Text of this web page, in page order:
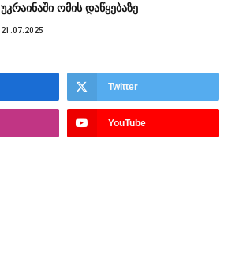
უკრაინაში ომის დაწყებაზე
21.07.2025
Twitter
YouTube